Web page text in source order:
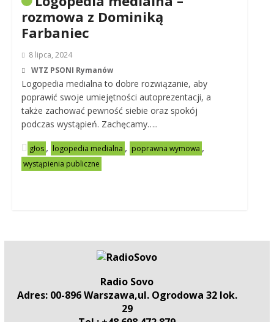
rozmowa z Dominiką
Farbaniec
8 lipca, 2024
WTZ PSONI Rymanów
Logopedia medialna to dobre rozwiązanie, aby
poprawić swoje umiejętności autoprezentacji, a
także zachować pewność siebie oraz spokój
podczas wystąpień. Zachęcamy…..
głos , logopedia medialna , poprawna wymowa ,
wystąpienia publiczne
Radio Sovo
Adres: 00-896 Warszawa,ul. Ogrodowa 32 lok.
29